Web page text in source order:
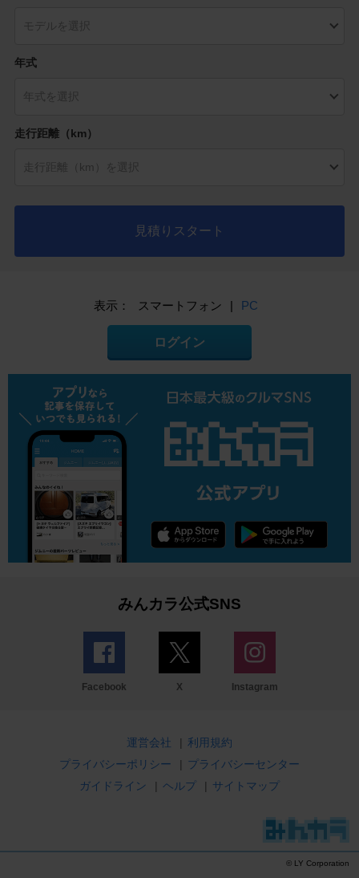
年式
走行距離（km）
見積りスタート
表示： スマートフォン | PC
ログイン
みんカラ公式SNS
Facebook X Instagram
運営会社 | 利用規約
プライバシーポリシー
| プライバシーセンター
ガイドライン
| ヘルプ | サイトマップ
© LY Corporation